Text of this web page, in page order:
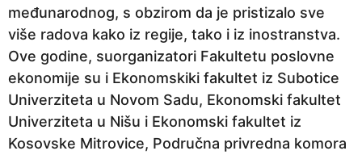
međunarodnog, s obzirom da je pristizalo sve
više radova kako iz regije, tako i iz inostranstva.
Ove godine, suorganizatori Fakultetu poslovne
ekonomije su i Ekonomskiki fakultet iz Subotice
Univerziteta u Novom Sadu, Ekonomski fakultet
Univerziteta u Nišu i Ekonomski fakultet iz
Kosovske Mitrovice, Područna privredna komora